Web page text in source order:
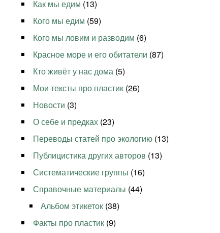
Как мы едим (13)
Кого мы едим (59)
Кого мы ловим и разводим (6)
Красное море и его обитатели (87)
Кто живёт у нас дома (5)
Мои тексты про пластик (26)
Новости (3)
О себе и предках (23)
Переводы статей про экологию (13)
Публицистика других авторов (13)
Систематические группы (16)
Справочные материалы (44)
Альбом этикеток (38)
Факты про пластик (9)